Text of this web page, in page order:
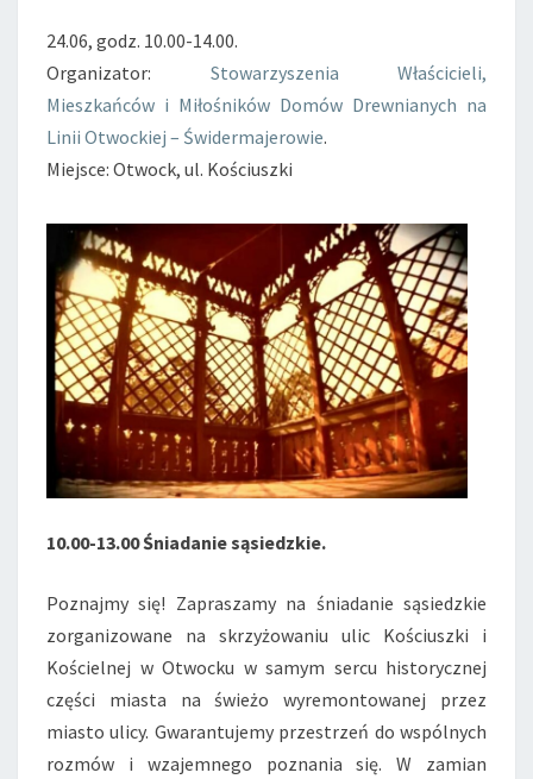
24.06, godz. 10.00-14.00.
Organizator: Stowarzyszenia Właścicieli,
Mieszkańców i Miłośników Domów Drewnianych na
Linii Otwockiej – Świdermajerowie.
Miejsce: Otwock, ul. Kościuszki
10.00-13.00 Śniadanie sąsiedzkie.
Poznajmy się! Zapraszamy na śniadanie sąsiedzkie
zorganizowane na skrzyżowaniu ulic Kościuszki i
Kościelnej w Otwocku w samym sercu historycznej
części miasta na świeżo wyremontowanej przez
miasto ulicy. Gwarantujemy przestrzeń do wspólnych
rozmów i wzajemnego poznania się. W zamian